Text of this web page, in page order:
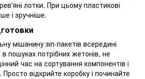
лотки. При цьому пластикові
і зручніше.
мішанину зіп-пакетів всередині
пошуках потрібних жетонів, не
час на сортування компонентів і
Просто відкрийте коробку і починайте